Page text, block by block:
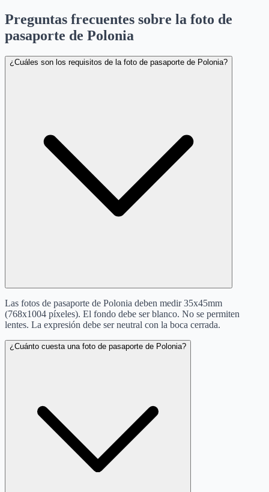
Preguntas frecuentes sobre la foto de
pasaporte de Polonia
¿Cuáles son los requisitos de la foto de pasaporte de Polonia?
Las fotos de pasaporte de Polonia deben medir 35x45mm
(768x1004 píxeles). El fondo debe ser blanco. No se permiten
lentes. La expresión debe ser neutral con la boca cerrada.
¿Cuánto cuesta una foto de pasaporte de Polonia?